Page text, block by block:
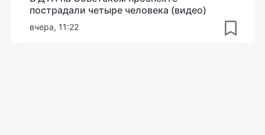
пострадали четыре человека (видео)
вчера, 11:22